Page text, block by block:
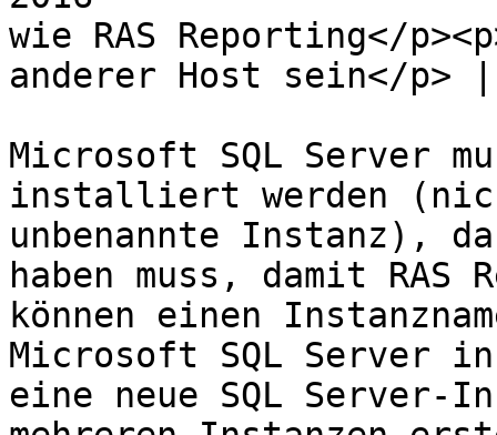
wie RAS Reporting</
anderer Host sein</p> |
Microsoft SQL Server
installiert werden
unbenannte Instanz),
haben muss, damit
können einen
Microsoft SQL Server
eine neue SQL Server-